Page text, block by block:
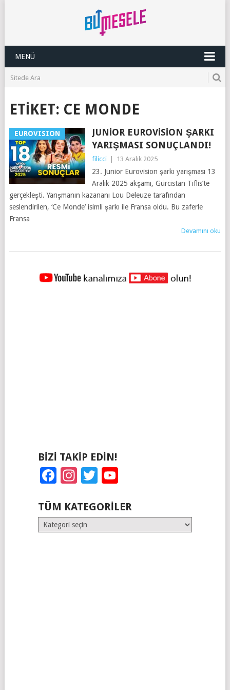
MENÜ
ETIKET: CE MONDE
EUROVISION
JUNIOR EUROVISION ŞARKI
YARIŞMASI SONUÇLANDI!
filicci 13 Aralık 2025
23. Junior Eurovision şarkı yarışması 13
Aralık 2025 akşamı, Gürcistan Tiflis’te
gerçekleşti. Yarışmanın kazananı Lou Deleuze tarafından
seslendirilen, ‘Ce Monde’ isimli şarkı ile Fransa oldu. Bu zaferle
Fransa
Devamını oku
YAZILAR
BIZI TAKIP EDIN!
Facebook
Instagram
Twitter
TÜM KATEGORILER
Tüm
Kategoriler